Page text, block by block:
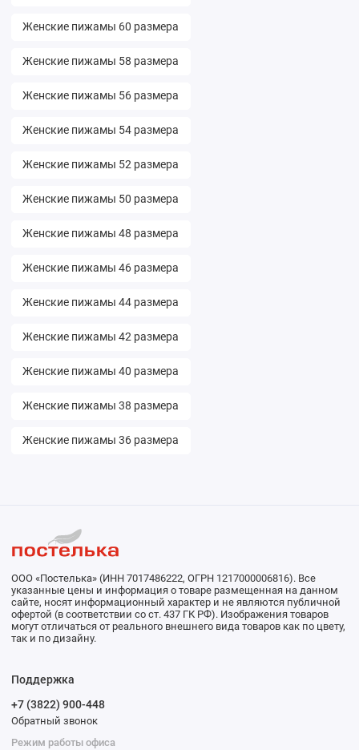
Женские пижамы 60 размера
Женские пижамы 58 размера
Женские пижамы 56 размера
Женские пижамы 54 размера
Женские пижамы 52 размера
Женские пижамы 50 размера
Женские пижамы 48 размера
Женские пижамы 46 размера
Женские пижамы 44 размера
Женские пижамы 42 размера
Женские пижамы 40 размера
Женские пижамы 38 размера
Женские пижамы 36 размера
ООО «Постелька» (ИНН 7017486222, ОГРН 1217000006816). Все
указанные цены и информация о товаре размещенная на данном
сайте, носят информационный характер и не являются публичной
офертой (в соответствии со ст. 437 ГК РФ). Изображения товаров
могут отличаться от реального внешнего вида товаров как по цвету,
так и по дизайну.
Поддержка
+7 (3822) 900-448
Обратный звонок
Режим работы офиса